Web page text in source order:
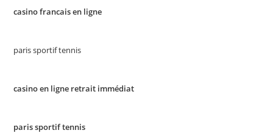
casino francais en ligne
paris sportif tennis
casino en ligne retrait immédiat
paris sportif tennis